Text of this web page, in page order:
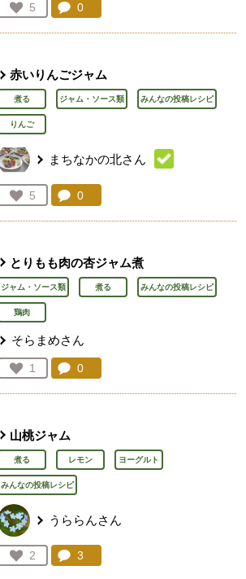
お気に入り登録：
5
人が登録
コメント：
0
赤いりんごジャム
煮る ジャム・ソース類 みんなの投稿レシピ
りんご
まちなかの北さん
お気に入り登録：
5
人が登録
コメント：
0
とりもも肉の杏ジャム煮
ジャム・ソース類 煮る みんなの投稿レシピ
鶏肉
そらまめさん
お気に入り登録：
1
人が登録
コメント：
0
山桃ジャム
煮る レモン ヨーグルト
みんなの投稿レシピ
うららんさん
お気に入り登録：
2
人が登録
コメント：
3